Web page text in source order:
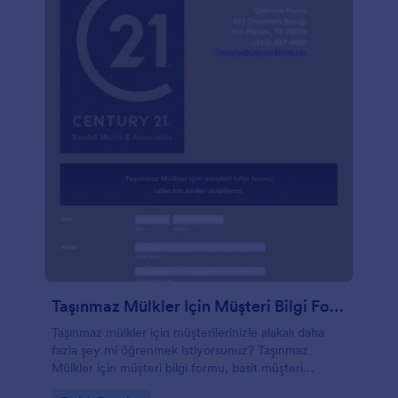
Dropbox, Box ve daha fazlasını içeren 100'den fazla
güçlü uygulama entegrasyonumuzu kullanabilirsiniz.
Çocuklu insanlar için daha fazla alan ekleyerek veya
yeni bir ev satın almak isteyenler için daha fazla soru
sorarak müşterilerinizin ihtiyaçlarını karşılamak için
bu formun birden çok versiyonunu bile
oluşturabilirsiniz.
Taşınmaz Mülkler Için Müşteri Bilgi Formu
Taşınmaz mülkler için müşterilerinizle alakalı daha
fazla şey mi öğrenmek istiyorsunuz? Taşınmaz
Mülkler için müşteri bilgi formu, basit müşteri